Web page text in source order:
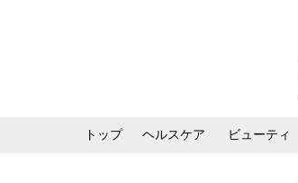
トップ ヘルスケア ビューティ